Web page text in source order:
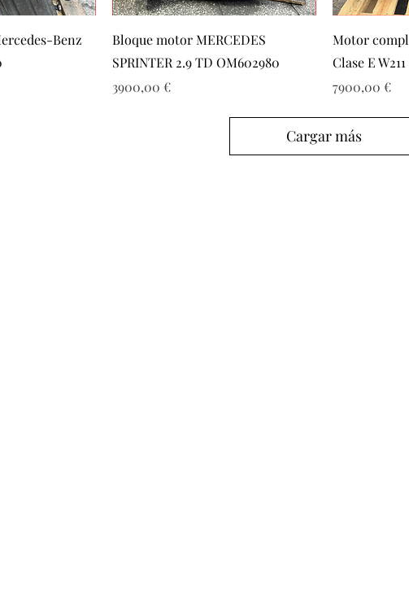
Benz
Bloque motor MERCEDES
SPRINTER 2.9 TD OM602980
Precio
3900,00 €
Motor
Clase E
Precio
7900,00 €
Cargar más